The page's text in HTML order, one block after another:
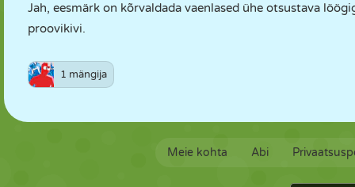
Jah, eesmärk on kõrvaldada vaenlased ühe otsustava
proovikivi.
1 mängija
Meie kohta Abi